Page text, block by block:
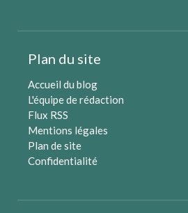
Plan du site
Accueil du blog
L'équipe de rédaction
Flux RSS
Mentions légales
Plan de site
Confidentialité